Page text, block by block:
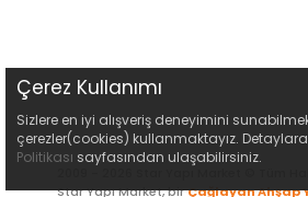
Star Yapı Market, birÇağlayan Ahşap
Çerez Kullanımı
Sizlere en iyi alışveriş deneyimini
çerezler(cookies) kullanmaktayız. Detaylara
Politikası sayfasından ulaşabilirsiniz.